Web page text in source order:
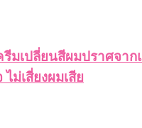
มเปลี่ยนสีผมปราศจาก
ม่เสี่ยงผมเสีย